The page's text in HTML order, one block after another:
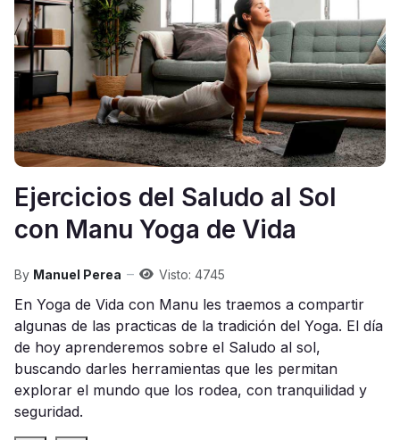
Ejercicios del Saludo al Sol
con Manu Yoga de Vida
By Manuel Perea Visto: 4745
En Yoga de Vida con Manu les traemos a compartir
algunas de las practicas de la tradición del Yoga. El día
de hoy aprenderemos sobre el Saludo al sol,
buscando darles herramientas que les permitan
explorar el mundo que los rodea, con tranquilidad y
seguridad.